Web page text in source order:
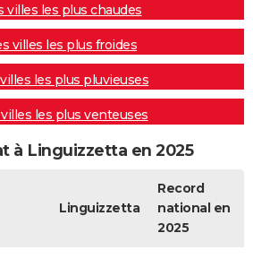
villes les plus chaudes
villes les plus froides
les plus pluvieuses
les plus venteuses
à Linguizzetta en 2025
Linguizzetta
Record
national en
2025